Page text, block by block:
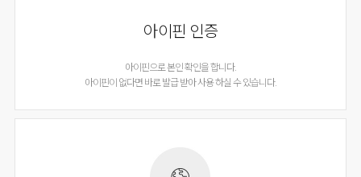
아이핀 인증
아이핀으로 본인 확인을 합니다.
아이핀이 없다면 바로 발급 받아 사용 하실 수 있습니다.